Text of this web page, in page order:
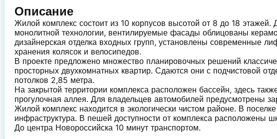
Описание
Жилой комплекс состоит из 10 корпусов высотой от 8 до 18
монолитной технологии, вентилируемые фасады облицованы
дизайнерская отделка входных групп, установлены современные
хранения колясок и велосипедов.
В проекте предложено множество планировочных решений
просторных двухкомнатных квартир. Сдаются они с подчистовой
потолков 2,85 метра.
На закрытой территории комплекса расположен бассейн, здесь
прогулочная аллея. Для владельцев автомобилей предусмотрены
Жилой комплекс находится в экологически чистом районе. В
инфраструктура. В пешей доступности от комплекса расположены
До центра Новороссийска 10 минут транспортом.